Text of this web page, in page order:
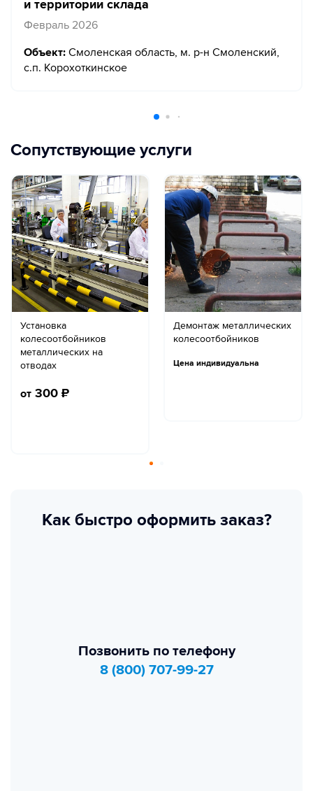
и территории склада
Февраль 2026
Объект: Смоленская область, м. р-н Смоленский,
с.п. Корохоткинское
Сопутствующие услуги
Установка
колесоотбойников
металлических на
отводах
от 300 ₽
Демонтаж металлических
колесоотбойников
Цена индивидуальна
Как быстро оформить заказ?
Позвонить по телефону
8 (800) 707-99-27